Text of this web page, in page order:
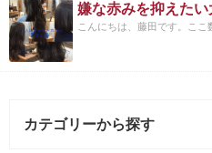
こんにちは、藤田です。ここ
カテゴリーから探す